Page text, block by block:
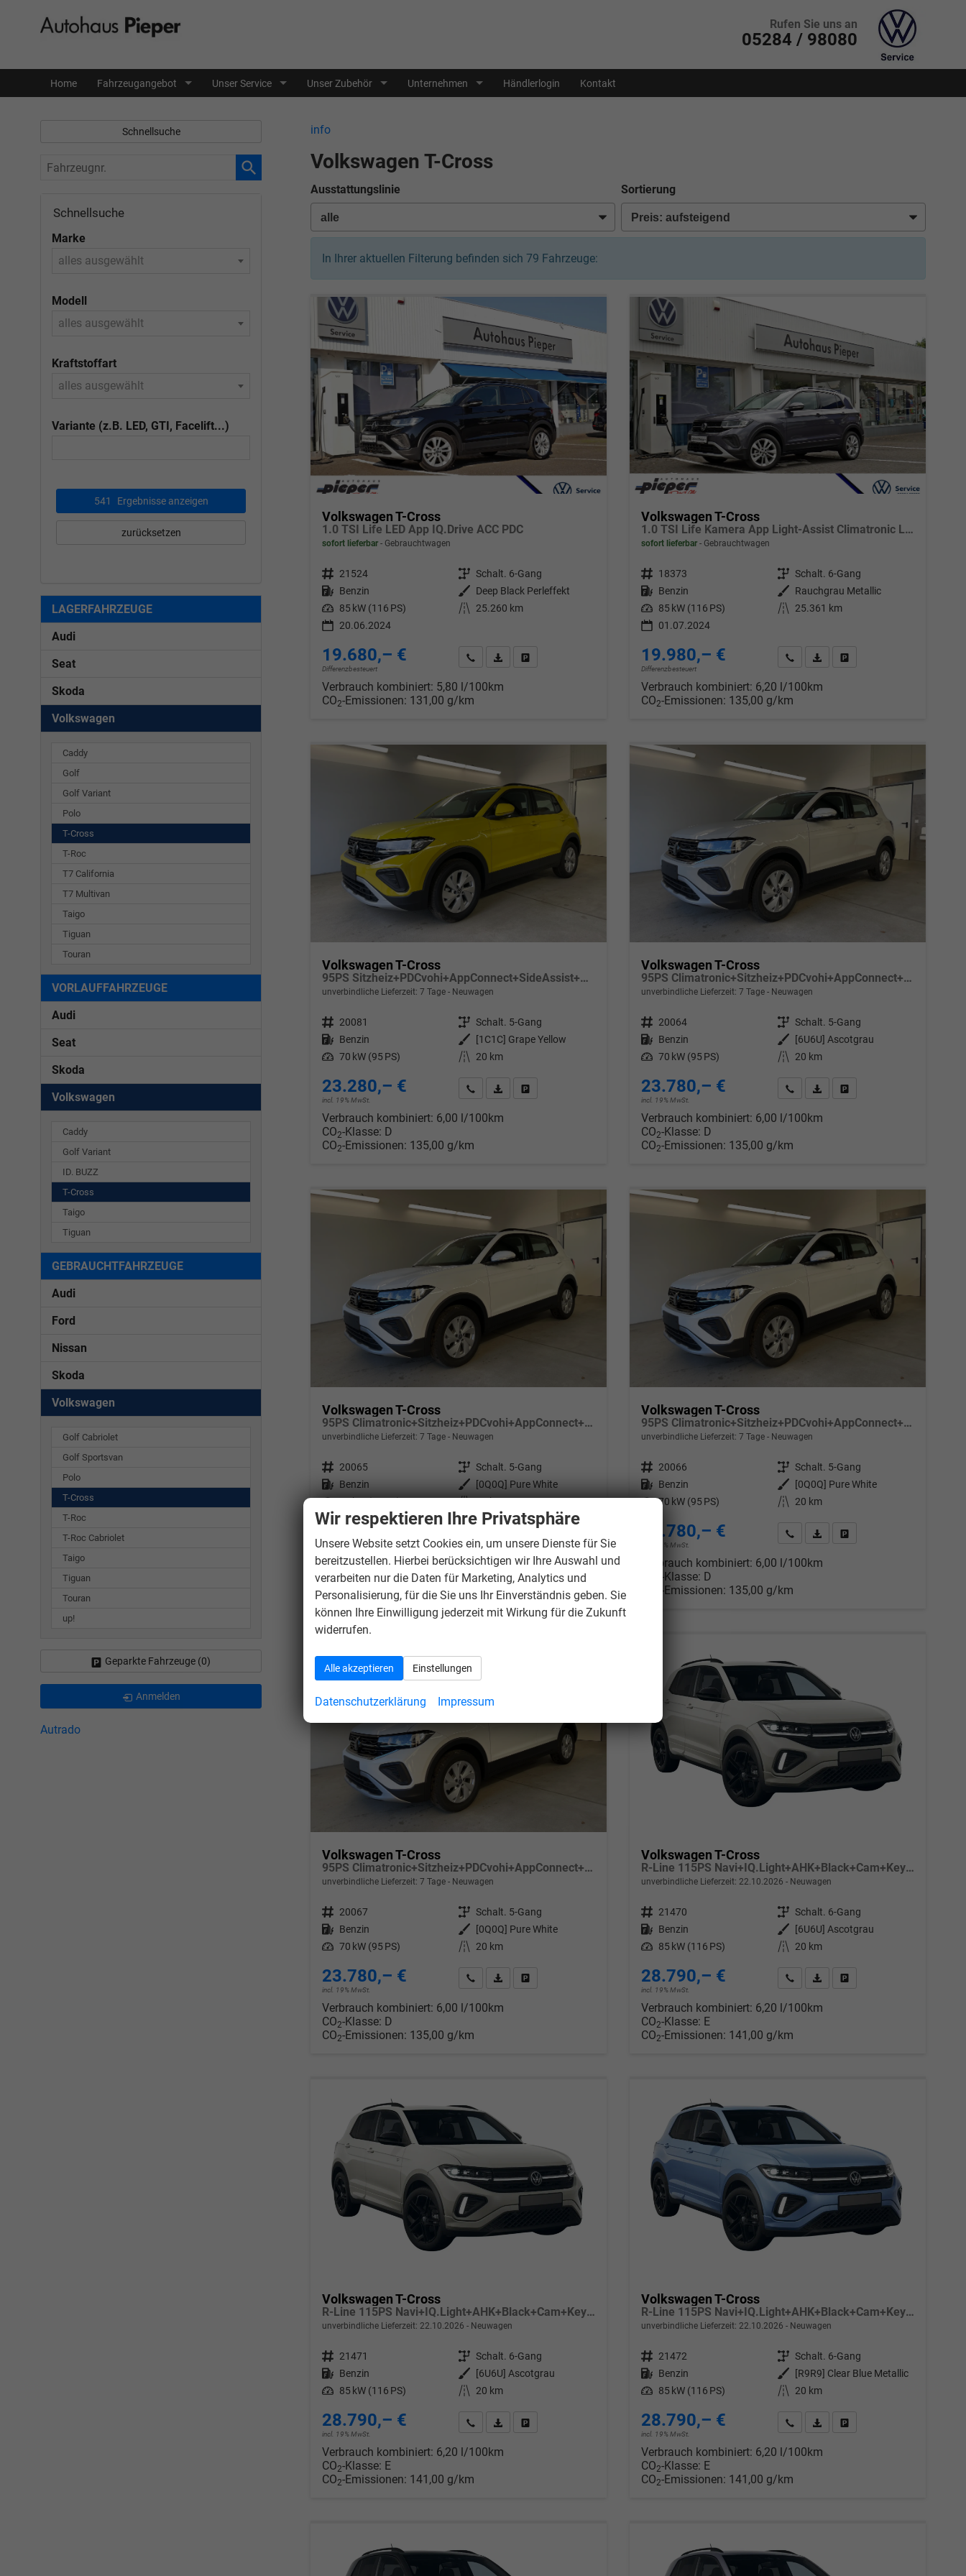
Rufen Sie uns an
05284 / 98080
Home Fahrzeugangebot Unser Service Unser Zubehör Unternehmen Händlerlogin Kontakt
info
Volkswagen T-Cross
Ausstattungslinie Sortierung
In Ihrer aktuellen Filterung befinden sich 79 Fahrzeuge:
Volkswagen T-Cross
1.0 TSI Life LED App IQ.Drive ACC PDC
sofort lieferbar Gebrauchtwagen
Fahrzeugnr. 21524 Getriebe Schalt. 6-Gang
Kraftstoff Benzin Außenfarbe
Deep Black Perleffekt
Leistung 85 kW (116 PS) Kilometerstand
25.260 km
20.06.2024
19.680,– €
Differenzbesteuert
Wir rufen Sie an
PDF-Datei, Fahrzeugexposé drucken
Drucken, parken oder vergleichen
Verbrauch kombiniert: 5,80 l/100km
CO2-Emissionen: 131,00 g/km
Volkswagen T-Cross
1.0 TSI Life Kamera App Light-Assist Climatronic LED
sofort lieferbar Gebrauchtwagen
Fahrzeugnr. 18373 Getriebe Schalt. 6-Gang
Kraftstoff Benzin Außenfarbe
Rauchgrau Metallic
Leistung 85 kW (116 PS) Kilometerstand
25.361 km
01.07.2024
19.980,– €
Differenzbesteuert
Wir rufen Sie an
PDF-Datei, Fahrzeugexposé drucken
Drucken, parken oder
Verbrauch kombiniert: 6,20 l/100km
CO2-Emissionen: 135,00 g/km
Volkswagen T-Cross
95PS Sitzheiz+PDCvohi+AppConnect+SideAssist+TravelAssist+ACC+Klima
unverbindliche Lieferzeit: 7 Tage Neuwagen
Fahrzeugnr. 20081 Getriebe Schalt. 5-Gang
Kraftstoff Benzin Außenfarbe
[1C1C] Grape Yellow
Leistung 70 kW (95 PS) Kilometerstand 20 km
23.280,– €
incl. 19% MwSt.
Wir rufen Sie an
PDF-Datei, Fahrzeugexposé drucken
Drucken, parken oder vergleichen
Verbrauch kombiniert: 6,00 l/100km
CO2-Klasse: D
CO2-Emissionen: 135,00 g/km
Volkswagen T-Cross
95PS Climatronic+Sitzheiz+PDCvohi+AppConnect+Side+TravelAssist+ACC
unverbindliche Lieferzeit: 7 Tage Neuwagen
Fahrzeugnr. 20064 Getriebe Schalt. 5-Gang
Kraftstoff Benzin Außenfarbe
[6U6U] Ascotgrau
Leistung 70 kW (95 PS) Kilometerstand 20 km
23.780,– €
incl. 19% MwSt.
Wir rufen Sie an
PDF-Datei, Fahrzeugexposé drucken
Drucken, parken oder
Verbrauch kombiniert: 6,00 l/100km
CO2-Klasse: D
CO2-Emissionen: 135,00 g/km
Volkswagen T-Cross
95PS Climatronic+Sitzheiz+PDCvohi+AppConnect+Side+TravelAssist+ACC
unverbindliche Lieferzeit: 7 Tage Neuwagen
Fahrzeugnr. 20065 Getriebe Schalt. 5-Gang
Kraftstoff Benzin Außenfarbe
[0Q0Q] Pure White
Leistung 70 kW (95 PS) Kilometerstand 20 km
23.780,– €
incl. 19% MwSt.
Verbrauch kombiniert:6,00 l/100km
CO 2-Klasse: D
CO2-Emissionen:135,00 g/km
Volkswagen T-Cross
95PS Climatronic+Sitzheiz+PDCvohi+AppConnect+Side+TravelAssist+ACC
unverbindliche Lieferzeit: 7 Tage Neuwagen
Fahrzeugnr. 20066 Getriebe Schalt. 5-Gang
Kraftstoff Benzin Außenfarbe
[0Q0Q] Pure White
Leistung 70 kW (95 PS) Kilometerstand 20 km
23.780,– €
incl. 19% MwSt.
Wir rufen Sie anPDF-Datei, Fahrzeugexposé drucken
Drucken, parken oder
Verbrauch kombiniert: 6,00 l/100km
-Klasse: D
-Emissionen: 135,00 g/km
Volkswagen T-Cross
95PS Climatronic+Sitzheiz+PDCvohi+AppConnect+Side+TravelAssist+ACC
unverbindliche Lieferzeit: 7 Tage Neuwagen
Fahrzeugnr. 20067 Getriebe Schalt. 5-Gang
Kraftstoff Benzin Außenfarbe [0Q0Q] Pure White
Leistung 70 kW (95 PS) Kilometerstand 20 km
23.780,– €
incl. 19% MwSt.
Wir rufen Sie an
PDF-Datei, Fahrzeugexposé drucken
Drucken, parken oder vergleichen
Verbrauch kombiniert: 6,00 l/100km
CO2-Klasse: D
CO2-Emissionen: 135,00 g/km
Volkswagen T-Cross
R-Line 115PS Navi+IQ.Light+AHK+Black+Cam+Keyless+GV5+Side+Climatronic
unverbindliche Lieferzeit: 22.10.2026 Neuwagen
Fahrzeugnr. 21470 Getriebe Schalt. 6-Gang
Kraftstoff Benzin Außenfarbe [6U6U] Ascotgrau
Leistung 85 kW (116 PS) Kilometerstand 20 km
28.790,– €
incl. 19% MwSt.
Wir rufen Sie an
PDF-Datei, Fahrzeugexposé drucken
Drucken, parken oder
Verbrauch kombiniert: 6,20 l/100km
CO2-Klasse: E
CO2-Emissionen: 141,00 g/km
Volkswagen T-Cross
R-Line 115PS Navi+IQ.Light+AHK+Black+Cam+Keyless+GV5+Side+Climatronic
unverbindliche Lieferzeit: 22.10.2026 Neuwagen
Fahrzeugnr. 21471 Getriebe Schalt. 6-Gang
Kraftstoff Benzin Außenfarbe
[6U6U] Ascotgrau
Leistung 85 kW (116 PS) Kilometerstand 20 km
28.790,– €
incl. 19% MwSt.
Wir rufen Sie an
PDF-Datei, Fahrzeugexposé drucken
Drucken, parken oder vergleichen
Verbrauch kombiniert: 6,20 l/100km
CO2-Klasse: E
CO2-Emissionen: 141,00 g/km
Volkswagen T-Cross
R-Line 115PS Navi+IQ.Light+AHK+Black+Cam+Keyless+GV5+Side+Climatronic
unverbindliche Lieferzeit: 22.10.2026 Neuwagen
Fahrzeugnr. 21472 Getriebe Schalt. 6-Gang
Kraftstoff Benzin Außenfarbe
[R9R9] Clear Blue Metallic
Leistung 85 kW (116 PS) Kilometerstand 20 km
28.790,– €
incl. 19% MwSt.
Wir rufen Sie an
PDF-Datei, Fahrzeugexposé drucken
Drucken, parken oder
Verbrauch kombiniert: 6,20 l/100km
CO2-Klasse: E
CO2-Emissionen: 141,00 g/km
Schnellsuche
Fahrzeugnr.
Schnellsuche
Marke
alles ausgewählt
Modell
alles ausgewählt
Kraftstoffart
alles ausgewählt
Variante (z.B. LED, GTI, Facelift...)
541 Ergebnisse anzeigen
zurücksetzen
LAGERFAHRZEUGE
Audi
Seat
Skoda
Volkswagen
Caddy
Golf
Golf Variant
Polo
T-Cross
T-Roc
T7 California
T7 Multivan
Taigo
Tiguan
Touran
VORLAUFFAHRZEUGE
Audi
Seat
Skoda
Volkswagen
Caddy
Golf Variant
ID. BUZZ
T-Cross
Taigo
Tiguan
GEBRAUCHTFAHRZEUGE
Audi
Ford
Nissan
Skoda
Volkswagen
Golf Cabriolet
Golf Sportsvan
Polo
T-Cross
T-Roc
T-Roc Cabriolet
Taigo
Tiguan
Touran
up!
Geparkte Fahrzeuge (0)
Anmelden
Autrado
Wir respektieren Ihre Privatsphäre
Unsere Website setzt Cookies ein, um unsere Dienste für Sie
bereitzustellen. Hierbei berücksichtigen wir Ihre Auswahl und
verarbeiten nur die Daten für Marketing, Analytics und
Personalisierung, für die Sie uns Ihr Einverständnis geben. Sie
können Ihre Einwilligung jederzeit mit Wirkung für die Zukunft
widerrufen.
Alle akzeptieren Einstellungen
Datenschutzerklärung Impressum